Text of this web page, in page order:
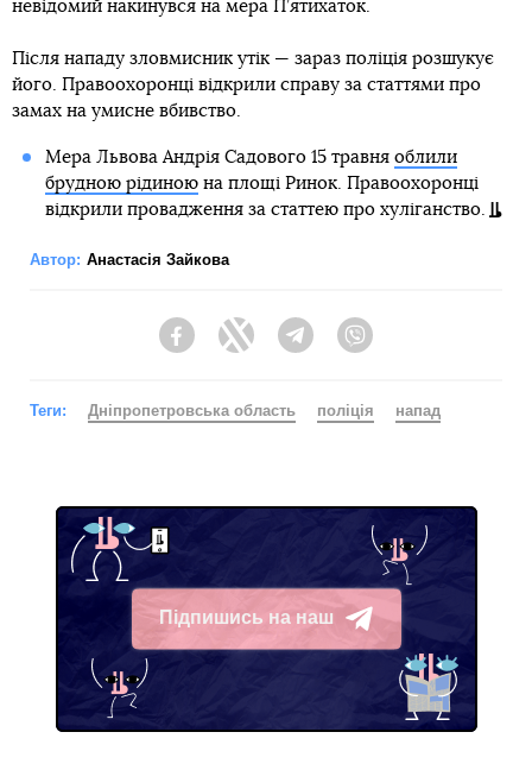
невідомий накинувся на мера П’ятихаток.
Після нападу зловмисник утік — зараз поліція розшукує
його. Правоохоронці відкрили справу за статтями про
замах на умисне вбивство.
Мера Львова Андрія Садового 15 травня облили
брудною рідиноюна площі Ринок. Правоохоронці
відкрили провадження за статтею про хуліганство.
Автор: Анастасія Зайкова
FacebookTwitter Telegram
Теги: Дніпропетровська область поліція напад
Підпишись на наш
Telegram